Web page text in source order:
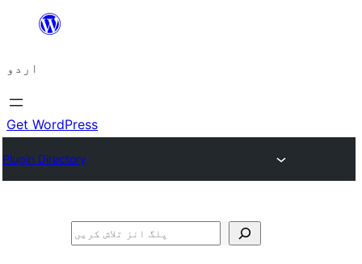
چھوڑیں
پر
جائیں
اردو
Get WordPress
Plugin Directory
تلاش